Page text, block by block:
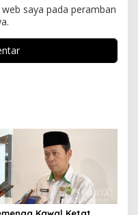
saya pada peramban